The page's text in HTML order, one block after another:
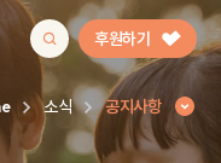
후원하기
소식 공지사항